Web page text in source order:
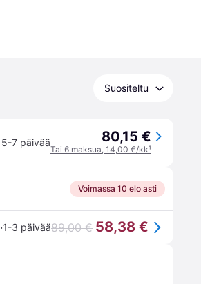
Suositeltu
5-7 päivää 80,15 €
Tai 6 maksua, 14,00 €/kk¹
Voimassa 10 elo asti
·1-3 päivää89,00 € 58,38 €